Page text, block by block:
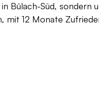
Süd, sondern
12 Monate